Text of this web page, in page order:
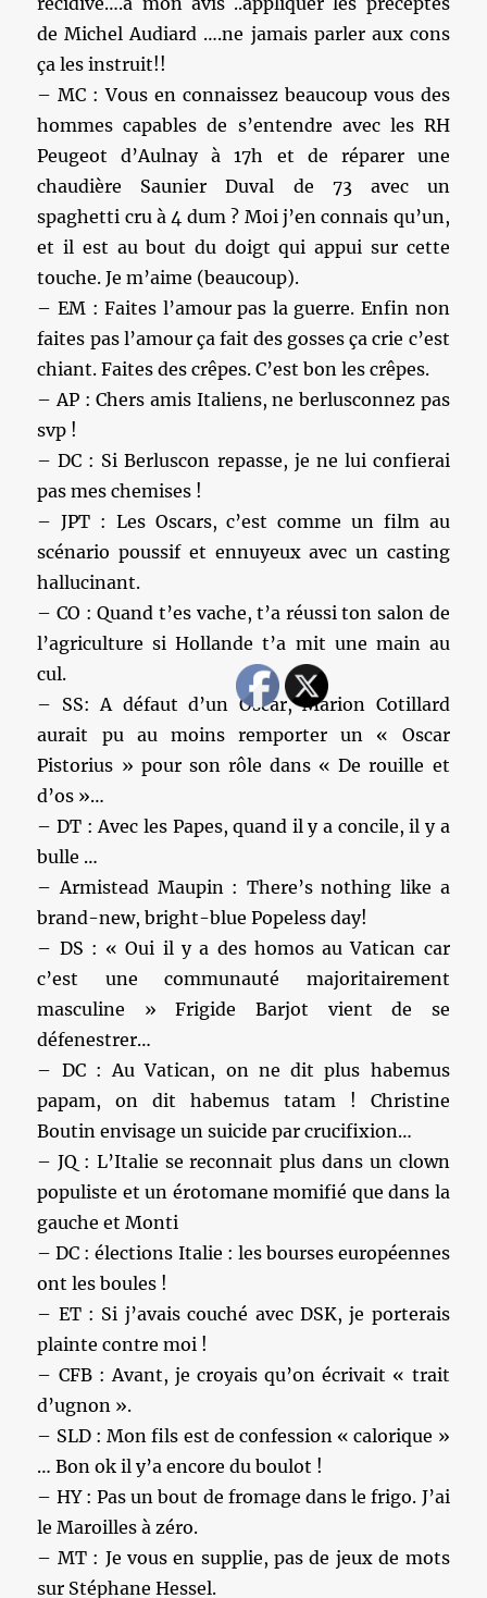
de Michel Audiard ….ne jamais parler aux cons
ça les instruit!!
– MC : Vous en connaissez beaucoup vous des
hommes capables de s’entendre avec les RH
Peugeot d’Aulnay à 17h et de réparer une
chaudière Saunier Duval de 73 avec un
spaghetti cru à 4 dum ? Moi j’en connais qu’un,
et il est au bout du doigt qui appui sur cette
touche. Je m’aime (beaucoup).
– EM : Faites l’amour pas la guerre. Enfin non
faites pas l’amour ça fait des gosses ça crie c’est
chiant. Faites des crêpes. C’est bon les crêpes.
– AP : Chers amis Italiens, ne berlusconnez pas
svp !
– DC : Si Berluscon repasse, je ne lui confierai
pas mes chemises !
– JPT : Les Oscars, c’est comme un film au
scénario poussif et ennuyeux avec un casting
hallucinant.
– CO : Quand t’es vache, t’a réussi ton salon de
l’agriculture si Hollande t’a mit une main au
cul.
– SS: A défaut d’un Oscar, Marion Cotillard
aurait pu au moins remporter un « Oscar
Pistorius » pour son rôle dans « De rouille et
d’os »…
– DT : Avec les Papes, quand il y a concile, il y a
bulle …
– Armistead Maupin : There’s nothing like a
brand-new, bright-blue Popeless day!
– DS : « Oui il y a des homos au Vatican car
c’est une communauté majoritairement
masculine » Frigide Barjot vient de se
défenestrer…
– DC : Au Vatican, on ne dit plus habemus
papam, on dit habemus tatam ! Christine
Boutin envisage un suicide par crucifixion…
– JQ : L’Italie se reconnait plus dans un clown
populiste et un érotomane momifié que dans la
gauche et Monti
– DC : élections Italie : les bourses européennes
ont les boules !
– ET : Si j’avais couché avec DSK, je porterais
plainte contre moi !
– CFB : Avant, je croyais qu’on écrivait « trait
d’ugnon ».
– SLD : Mon fils est de confession « calorique »
… Bon ok il y’a encore du boulot !
– HY : Pas un bout de fromage dans le frigo. J’ai
le Maroilles à zéro.
– MT : Je vous en supplie, pas de jeux de mots
sur Stéphane Hessel.